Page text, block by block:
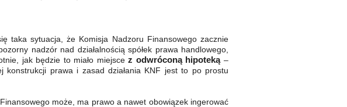
taka sytuacja, że Komisja Nadzoru Finansowego zacznie
nadzór nad działalnością spółek prawa handlowego,
jak będzie to miało miejscez odwróconą hipoteką–
konstrukcji prawa i zasad działania KNF jest to po prostu
może, ma prawo a nawet obowiązek ingerować